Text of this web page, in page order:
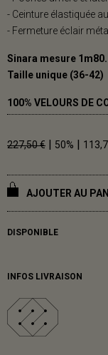
- Ceinture élastiquée
- Fermeture éclair
Sinara mesure 1m80.
Taille unique (36-42)
100% VELOURS DE
227,50 € 50%
AJOUTER AU
DISPONIBLE
INFOS LIVRAISON